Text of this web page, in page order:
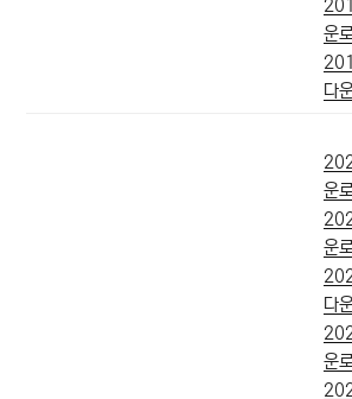
운
다
운
운
다
운